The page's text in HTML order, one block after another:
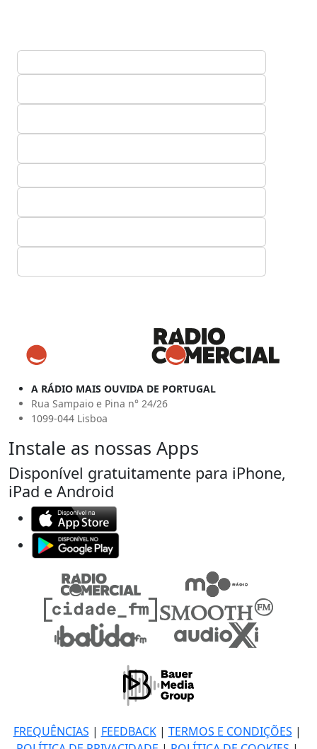
A RÁDIO MAIS OUVIDA DE PORTUGAL
Rua Sampaio e Pina n° 24/26
1099-044 Lisboa
Instale as nossas Apps
Disponível gratuitamente para iPhone,
iPad e Android
FREQUÊNCIAS | FEEDBACK| TERMOS E CONDIÇÕES |